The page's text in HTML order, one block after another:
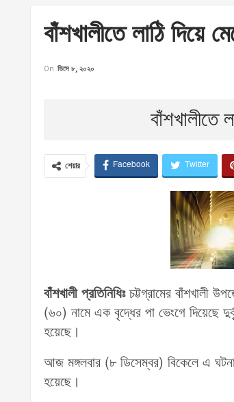
বাঁশখালীতে লাঠি দিয়ে
On ডিসে ৮, ২০২০
বাঁশখালীতে
শেয়ার Facebook Twitter
বাঁশখালী প্রতিনিধিঃচট্টগ্রামের বাঁশখালী
(৬০) নামে এক বৃদ্ধের পা ভেংগে দিয়েছে
হয়েছে।
আজ মঙ্গলবার (৮ ডিসেম্বর) বিকেলে এ
হয়েছে।